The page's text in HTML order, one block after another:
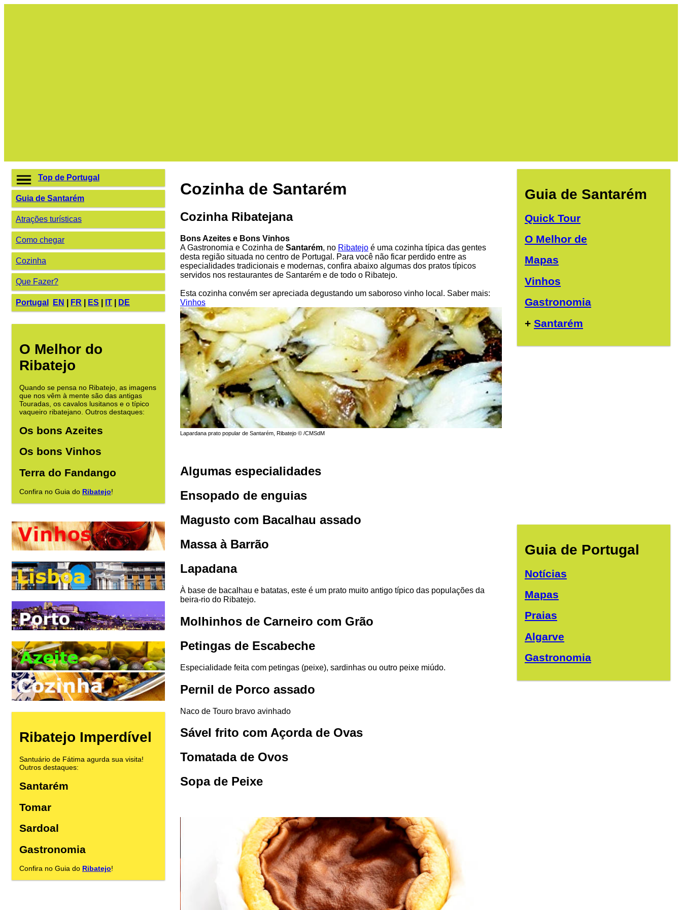
Top de Portugal
Guia de Santarém
Atrações turísticas
Como chegar
Cozinha
Que Fazer?
Portugal EN FR ES IT DE
O Melhor do
Ribatejo
Quando se pensa no Ribatejo, as imagens
que nos vêm à mente são das antigas
Touradas, os cavalos lusitanos e o típico
vaqueiro ribatejano. Outros destaques:
Os bons Azeites
Os bons Vinhos
Terra do Fandango
Confira no Guia do Ribatejo!
Ribatejo Imperdível
Santuário de Fátima agurda sua visita!
Outros destaques:
Santarém
Tomar
Sardoal
Gastronomia
Confira no Guia do Ribatejo!
Cozinha de Santarém
Cozinha Ribatejana
Bons Azeites e Bons Vinhos
A Gastronomia e Cozinha de Santarém, no Ribatejo é uma cozinha típica das gentes
desta região situada no centro de Portugal. Para você não ficar perdido entre as
especialidades tradicionais e modernas, confira abaixo algumas dos pratos típicos
servidos nos restaurantes de Santarém e de todo o Ribatejo.
Esta cozinha convém ser apreciada degustando um saboroso vinho local. Saber mais:
Vinhos
Lapardana prato popular de Santarém, Ribatejo © /CMSdM
Algumas especialidades
Ensopado de enguias
Magusto com Bacalhau assado
Massa à Barrão
Lapadana
À base de bacalhau e batatas, este é um prato muito antigo típico das populações da
beira-rio do Ribatejo.
Molhinhos de Carneiro com Grão
Petingas de Escabeche
Especialidade feita com petingas (peixe), sardinhas ou outro peixe miúdo.
Pernil de Porco assado
Naco de Touro bravo avinhado
Sável frito com Açorda de Ovas
Tomatada de Ovos
Sopa de Peixe
Guia de Santarém
Quick Tour
O Melhor de
Mapas
Vinhos
Gastronomia
+ Santarém
Guia de Portugal
Notícias
Mapas
Praias
Algarve
Gastronomia